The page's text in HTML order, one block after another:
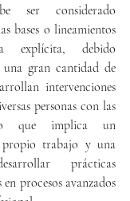
ser considerado
bases o lineamientos
explícita, debido
gran cantidad de
intervenciones
personas con las
que implica un
trabajo y una
prácticas
procesos avanzados